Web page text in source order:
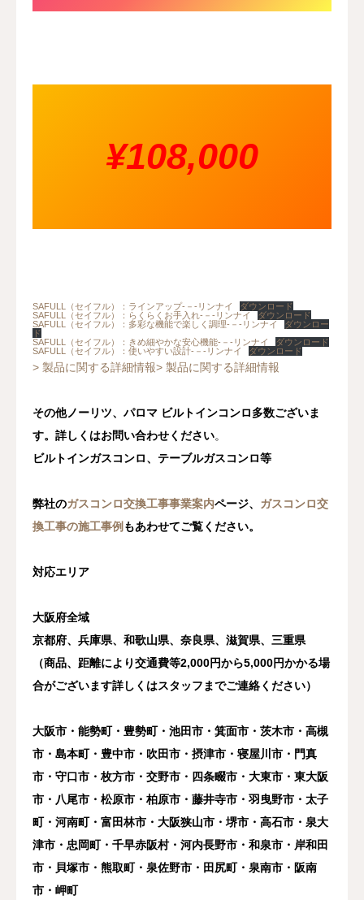
¥108,000
SAFULL（セイフル）：ラインアップ-－-リンナイ
ダウンロード
SAFULL（セイフル）：らくらくお手入れ-－-リンナイ
ダウンロード
SAFULL（セイフル）：多彩な機能で楽しく調理-－-リンナイ
ダウンロー
ド
SAFULL（セイフル）：きめ細やかな安心機能-－-リンナイ
ダウンロード
SAFULL（セイフル）：使いやすい設計-－-リンナイ
ダウンロード
> 製品に関する詳細情報> 製品に関する詳細情報
その他ノーリツ、パロマ ビルトインコンロ多数ございま
す。詳しくはお問い合わせください。
ビルトインガスコンロ、テーブルガスコンロ等
弊社のガスコンロ交換工事事業案内ページ、 ガスコンロ交
換工事の施工事例 もあわせてご覧ください。
対応エリア
大阪府全域
京都府、兵庫県、和歌山県、奈良県、滋賀県、三重県
（商品、距離により交通費等2,000円から5,000円かかる場
合がございます詳しくはスタッフまでご連絡ください）
大阪市・能勢町・豊勢町・池田市・箕面市・茨木市・高槻
市・島本町・豊中市・吹田市・摂津市・寝屋川市・門真
市・守口市・枚方市・交野市・四条畷市・大東市・東大阪
市・八尾市・松原市・柏原市・藤井寺市・羽曳野市・太子
町・河南町・富田林市・大阪狭山市・堺市・高石市・泉大
津市・忠岡町・千早赤阪村・河内長野市・和泉市・岸和田
市・貝塚市・熊取町・泉佐野市・田尻町・泉南市・阪南
市・岬町